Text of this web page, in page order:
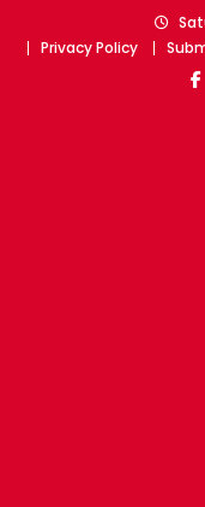
Privacy Policy